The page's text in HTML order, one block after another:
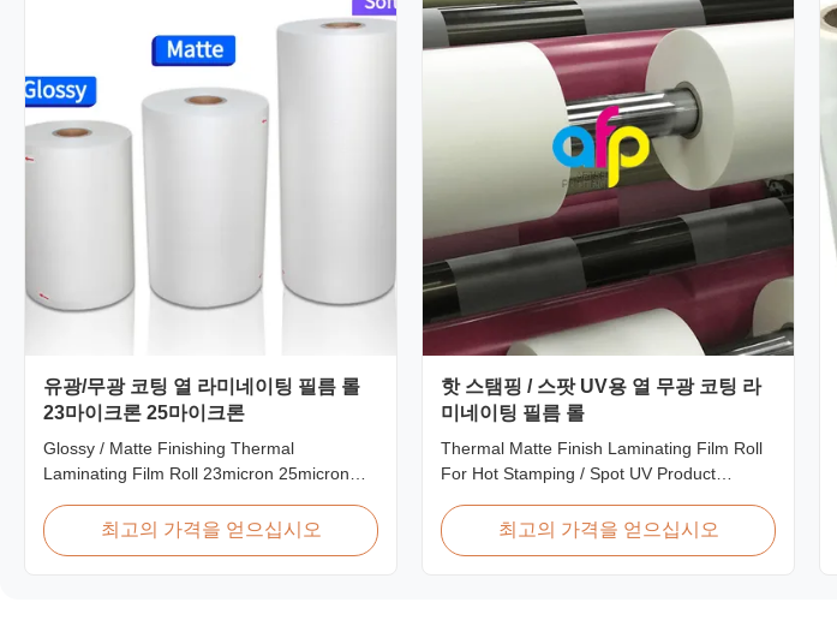
on one ...
유광/무광 코팅 열 라미네이팅 필름 롤
23마이크론 25마이크론
Glossy / Matte Finishing Thermal
Laminating Film Roll 23micron 25micron
Thermal Laminating Film Roll is used to
laminate printed paper or paperboard by
최고의 가격을 얻으십시오
핫 스탬핑 / 스팟 UV용 열 무광 코팅 라
미네이팅 필름 롤
Thermal Matte Finish Laminating Film Roll
For Hot Stamping / Spot UV Product
Film 42 Dynes Double Corona Treatment
Thermal Roll Matte Laminating Film for Hot
최고의 가격을 얻으십시오